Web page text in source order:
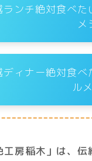
ランチ絶対食べ
ディナー絶対食
ル
房稲木」は、